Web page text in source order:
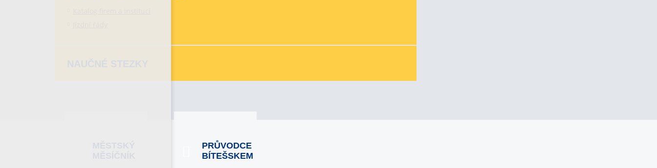
PRŮVODCE
BÍTEŠSKEM